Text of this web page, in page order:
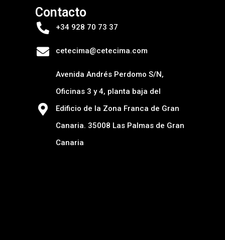
Contacto
+34 928 70 73 37
cetecima@cetecima.com
Avenida Andrés Perdomo S/N,
Oficinas 3 y 4, planta baja del
Edificio de la Zona Franca de Gran
Canaria. 35008 Las Palmas de Gran
Canaria